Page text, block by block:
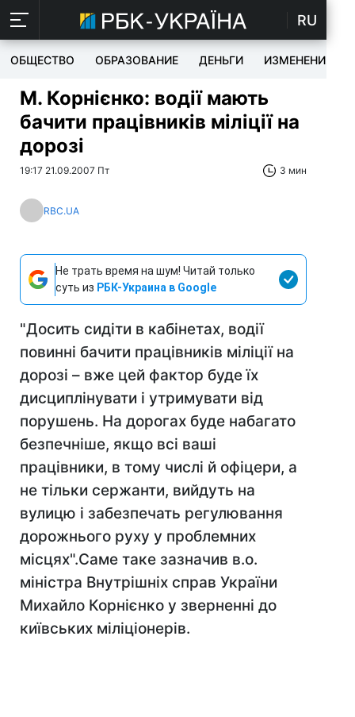
RU
ОБЩЕСТВО ОБРАЗОВАНИЕ ДЕНЬГИ ИЗМЕНЕНИЯ
М. Корнієнко: водії мають
бачити працівників міліції на
дорозі
19:17 21.09.2007 Пт 3 мин
RBC.UA
Не трать время на шум! Читай только
суть из РБК-Украина в Google
"Досить сидіти в кабінетах, водії
повинні бачити працівників міліції на
дорозі – вже цей фактор буде їх
дисциплінувати і утримувати від
порушень. На дорогах буде набагато
безпечніше, якщо всі ваші
працівники, в тому числі й офіцери, а
не тільки сержанти, вийдуть на
вулицю і забезпечать регулювання
дорожнього руху у проблемних
місцях".Саме таке зазначив в.о.
міністра Внутрішніх справ України
Михайло Корнієнко у зверненнi до
київських мiлiцiонерiв.